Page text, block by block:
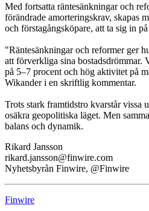
Med fortsatta räntesänkningar och
förändrade amorteringskrav, skapas
och förstagångsköpare, att ta sig in
"Räntesänkningar och reformer ger
att förverkliga sina bostadsdrömmar.
på 5–7 procent och hög aktivitet på
Wikander i en skriftlig kommentar.
Trots stark framtidstro kvarstår vissa
osäkra geopolitiska läget. Men
balans och dynamik.
Rikard Jansson
rikard.jansson@finwire.com
Nyhetsbyrån Finwire, @Finwire
Finwire